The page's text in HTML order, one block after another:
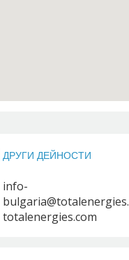
ДРУГИ ДЕЙНОСТИ
totalenergies.com